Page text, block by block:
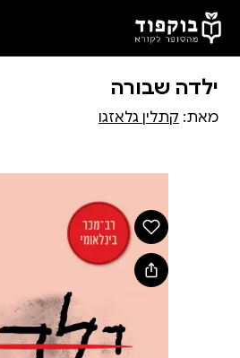
דלג לתוכן הראשי
ילדה שבורה
מאת: קתלין גלאזגו